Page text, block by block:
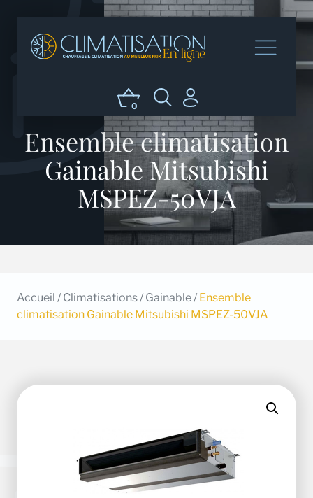
0
Ensemble climatisation
Gainable Mitsubishi
MSPEZ-50VJA
Accueil / Climatisations/ Gainable/ Ensemble
climatisation Gainable Mitsubishi MSPEZ-50VJA